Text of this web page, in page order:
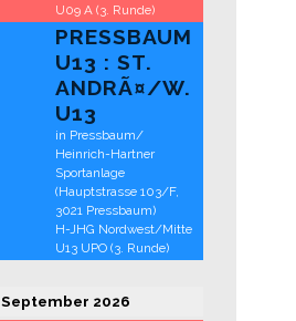
U09 A (3. Runde)
PRESSBAUM
U13 : ST.
ANDRÃ¤/W.
U13
in Pressbaum/
Heinrich-Hartner
Sportanlage
(Hauptstrasse 103/F,
3021 Pressbaum)
H-JHG Nordwest/Mitte
U13 UPO (3. Runde)
September 2026